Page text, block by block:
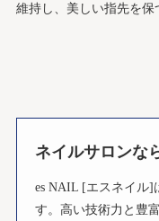
維持し、美しい指先を保
ネイルサロンな
es NAIL [エスネイル]
す。高い技術力と豊